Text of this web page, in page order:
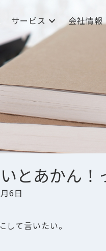
サービス 会社情報
とあかん！
6日
て言いたい。